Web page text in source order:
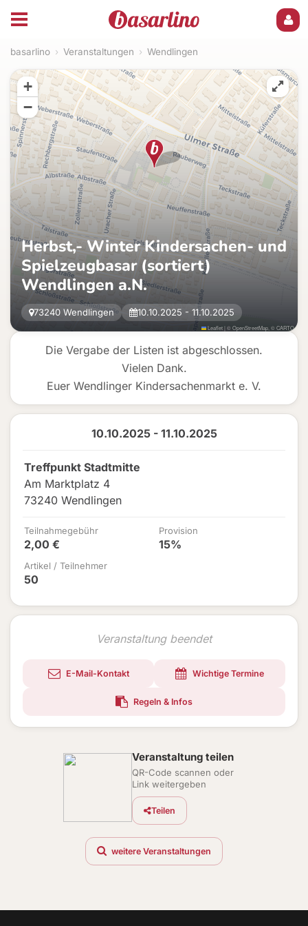
basarlino › Veranstaltungen › Wendlingen
Die Vergabe der Listen ist abgeschlossen.
Vielen Dank.
Euer Wendlinger Kindersachenmarkt e. V.
10.10.2025 - 11.10.2025
Treffpunkt Stadtmitte
Am Marktplatz 4
73240 Wendlingen
Teilnahmegebühr
2,00 €
Provision
15%
Artikel / Teilnehmer
50
Veranstaltung beendet
E-Mail-Kontakt Wichtige Termine
Regeln & Infos
Herbst,- Winter Kindersachen- und
Spielzeugbasar (sortiert)
Wendlingen a.N.
73240 Wendlingen 10.10.2025 - 11.10.2025
+
−
Leaflet|©OpenStreetMap , ©CARTO
Veranstaltung teilen
QR-Code scannen oder
Link weitergeben
Teilen
weitere Veranstaltungen